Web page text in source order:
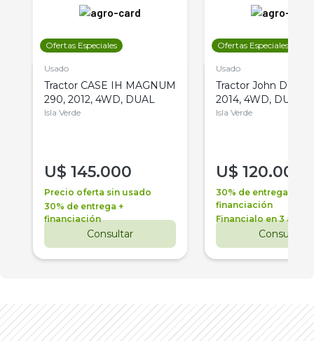
Ofertas Especiales
Usado
Tractor CASE IH MAGNUM
290, 2012, 4WD, DUAL
Isla Verde
U$ 145.000
Precio oferta sin usado
30% de entrega +
financiación
Consultar
Ofertas Especiales
Usado
Tractor John Deere
2014, 4WD, DUAL
Isla Verde
U$ 120.000
30% de entrega +
financiación
Financialo en 3 años
Consultar